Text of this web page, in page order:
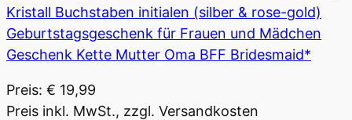
Kristall Buchstaben initialen (silber & rose-gold)
Geburtstagsgeschenk für Frauen und Mädchen
Geschenk Kette Mutter Oma BFF Bridesmaid*
Preis: € 19,99
Preis inkl. MwSt., zzgl. Versandkosten